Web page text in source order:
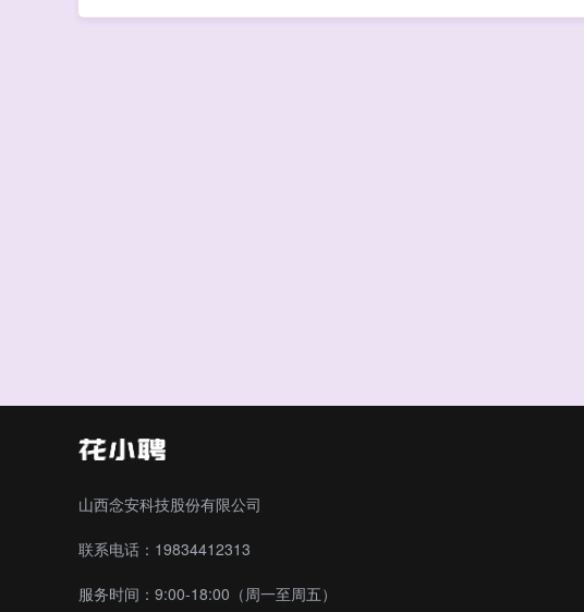
山西念安科技股份有限公司
联系电话：19834412313
服务时间：9:00-18:00（周一至周五）